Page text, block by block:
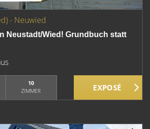
- Neuwied
Neustadt/Wied! Grundbuch statt
10
ZIMMER